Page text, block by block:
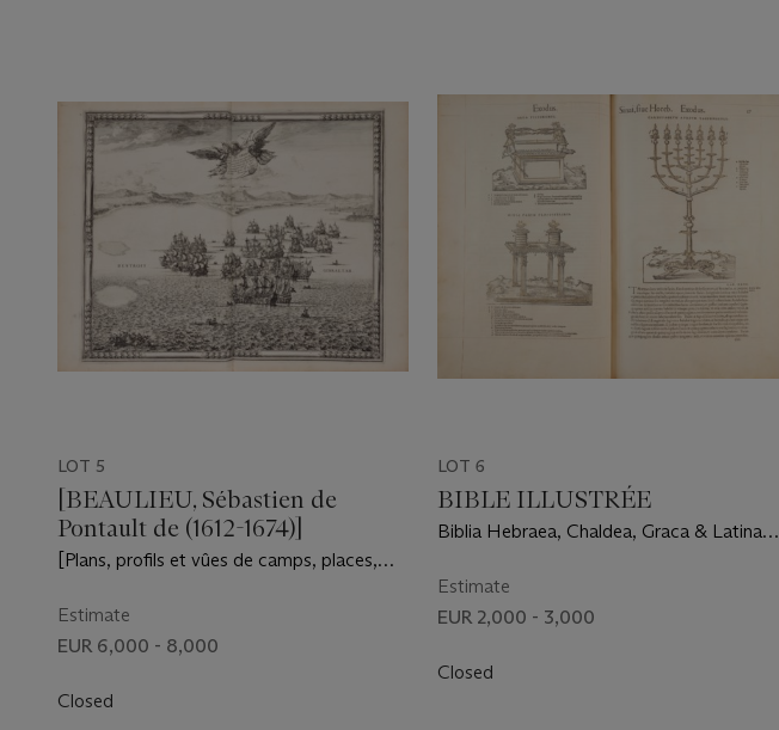
LOT 5
[BEAULIEU, Sébastien de
Pontault de (1612-1674)]
[Plans, profils et vûes de camps, places,
Louis XIV. Gravez d’après Beaulieu, par F.
Colignon, N. Cochin, G. Perelle, &c.] 1643-
Estimate
EUR 6,000 - 8,000
Closed
LOT 6
BIBLE ILLUSTRÉE
Biblia Hebraea, Chaldea, Graca & Latina…
Estimate
EUR 2,000 - 3,000
Closed